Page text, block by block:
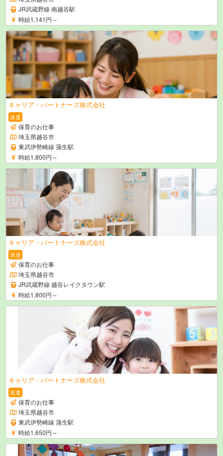
JR武蔵野線 南越谷駅
時給1,141円～
キャリア・パートナーズ株式会社
派遣
保育のお仕事
埼玉県越谷市
東武伊勢崎線 蒲生駅
時給1,800円～
キャリア・パートナーズ株式会社
派遣
保育のお仕事
埼玉県越谷市
JR武蔵野線 越谷レイクタウン駅
時給1,800円～
キャリア・パートナーズ株式会社
派遣
保育のお仕事
埼玉県越谷市
東武伊勢崎線 蒲生駅
時給1,650円～